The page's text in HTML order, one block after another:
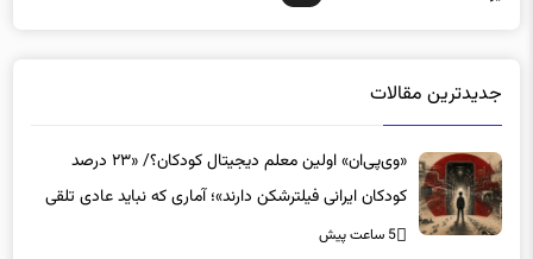
کودکان ایرانی فیلترشکن دارند»؛ آماری که نباید عادی تلقی
شود
5 ساعت پیش
طرز نگهداری صحیح داروها در گرمای عراق/ توصیه‌های